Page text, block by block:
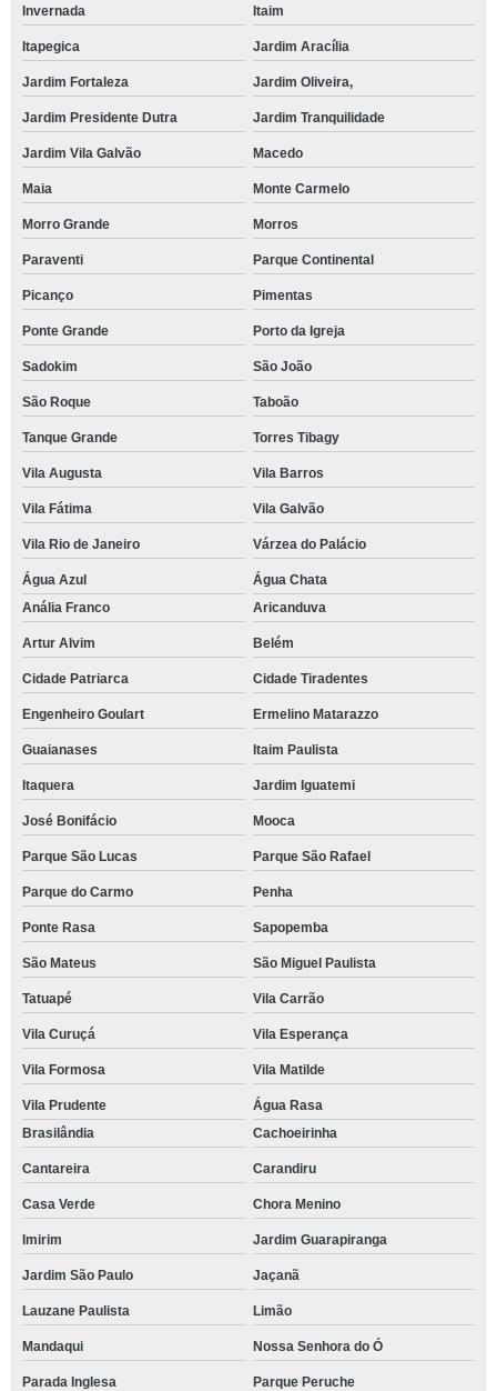
Invernada Itaim
Itapegica Jardim Aracília
Jardim Fortaleza Jardim Oliveira,
Jardim Presidente Dutra Jardim Tranquilidade
Jardim Vila Galvão Macedo
Maia Monte Carmelo
Morro Grande Morros
Paraventi Parque Continental
Picanço Pimentas
Ponte Grande Porto da Igreja
Sadokim São João
São Roque Taboão
Tanque Grande Torres Tibagy
Vila Augusta Vila Barros
Vila Fátima Vila Galvão
Vila Rio de Janeiro Várzea do Palácio
Água Azul
Água Chata
Anália Franco
Aricanduva
Artur Alvim Belém
Cidade Patriarca Cidade Tiradentes
Engenheiro Goulart Ermelino Matarazzo
Guaianases Itaim Paulista
Itaquera Jardim Iguatemi
José Bonifácio Mooca
Parque São Lucas Parque São Rafael
Parque do Carmo Penha
Ponte Rasa Sapopemba
São Mateus São Miguel Paulista
Tatuapé Vila Carrão
Vila Curuçá Vila Esperança
Vila Formosa Vila Matilde
Vila Prudente
Água Rasa
Brasilândia
Cachoeirinha
Cantareira Carandiru
Casa Verde Chora Menino
Imirim Jardim Guarapiranga
Jardim São Paulo Jaçanã
Lauzane Paulista Limão
Mandaqui Nossa Senhora do Ó
Parada Inglesa Parque Peruche